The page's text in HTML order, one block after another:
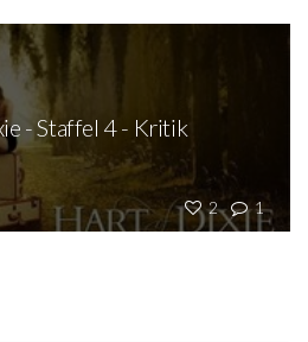
2 1
- Staffel 4 - Kritik